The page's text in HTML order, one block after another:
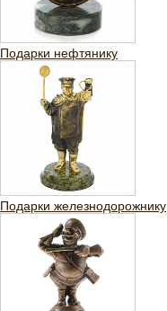
Подарки нефтянику
Подарки железнодорожнику